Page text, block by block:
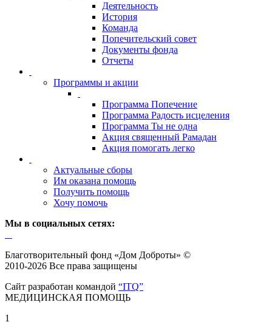
Деятельность
История
Команда
Попечительский совет
Документы фонда
Отчеты
Программы и акции
Программа Попечение
Программа Радость исцеления
Программа Ты не одна
Акция священный Рамадан
Акция помогать легко
Актуальные сборы
Им оказана помощь
Получить помощь
Хочу помочь
Мы в социальных сетях:
Благотворительный фонд «Дом Доброты» ©
2010-2026 Все права защищены
Сайт разработан командой “ITQ”
МЕДИЦИНСКАЯ ПОМОЩЬ
1